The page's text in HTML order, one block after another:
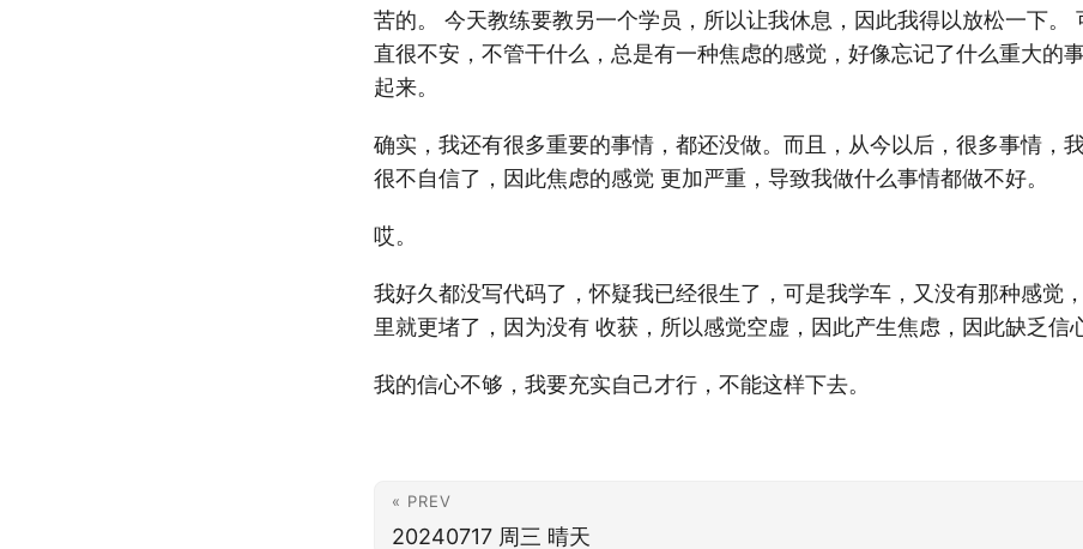
苦的。 今天教练要教另一个学员，所以让我休息，因此我得以放松一下。
直很不安，不管干什么，总是有一种焦虑的感觉，好像忘记了什么重大的
起来。
确实，我还有很多重要的事情，都还没做。而且，从今以后，很多事情，
很不自信了，因此焦虑的感觉 更加严重，导致我做什么事情都做不好。
哎。
我好久都没写代码了，怀疑我已经很生了，可是我学车，又没有那种感觉
里就更堵了，因为没有 收获，所以感觉空虚，因此产生焦虑，因此缺乏信
我的信心不够，我要充实自己才行，不能这样下去。
« PREV
20240717 周三 晴天